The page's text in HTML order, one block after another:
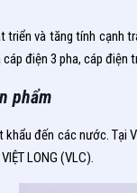
triển và tăng tính cạnh
cáp điện 3 pha, cáp
phẩm
khẩu đến các nước. Tại
LONG (VLC).